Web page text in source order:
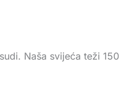
Naša svijeća teži 150